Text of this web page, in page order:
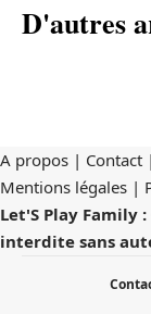
D'autres
A propos | Contact
Mentions légales |
Let'S Play Family
interdite sans